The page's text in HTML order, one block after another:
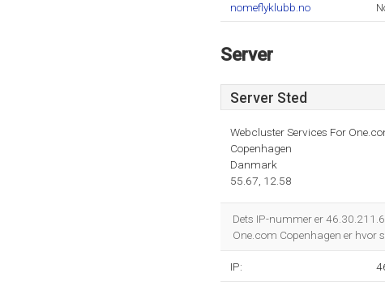
nomeflyklubb.no
Server
Server Sted
Webcluster Services For
Copenhagen
Danmark
55.67, 12.58
Dets IP-nummer er
One.com Copenhagen er hvor
IP: